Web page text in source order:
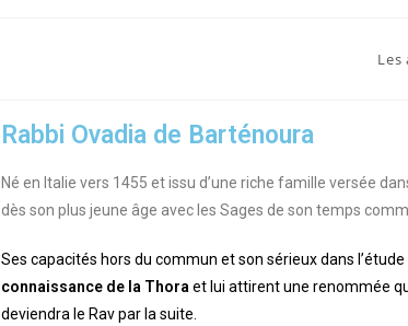
Les
Rabbi Ovadia de Barténoura
Né en Italie vers 1455 et issu d’une riche famille versée
dès son plus jeune âge avec les Sages de son temps
Ses capacités hors du commun et son sérieux dans
connaissance de la Thora et lui attirent une renommée
deviendra le Rav par la suite.